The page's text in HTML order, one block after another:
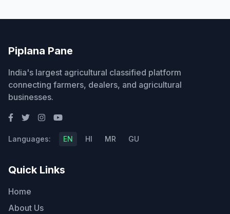
Piplana Pane
India's largest agricultural classified platform
connecting farmers, dealers, and agricultural
businesses.
Languages: EN HI MR GU
Quick Links
Home
About Us